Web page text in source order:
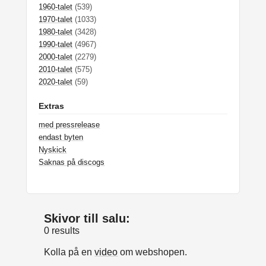
1960-talet (539)
1970-talet (1033)
1980-talet (3428)
1990-talet (4967)
2000-talet (2279)
2010-talet (575)
2020-talet (59)
Extras
med pressrelease
endast byten
Nyskick
Saknas på discogs
Skivor till salu:
0 results
Kolla på envideo om webshopen.